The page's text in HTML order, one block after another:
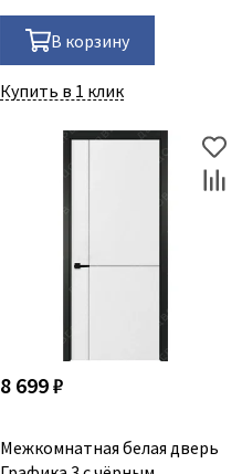
В корзину
Купить в 1 клик
8 699 ₽
Межкомнатная белая дверь